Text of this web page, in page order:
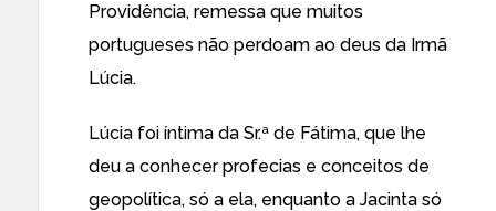
Providência, remessa que muitos
portugueses não perdoam ao deus da Irmã
Lúcia.
Lúcia foi íntima da Sr.ª de Fátima, que lhe
deu a conhecer profecias e conceitos de
geopolítica, só a ela, enquanto a Jacinta só